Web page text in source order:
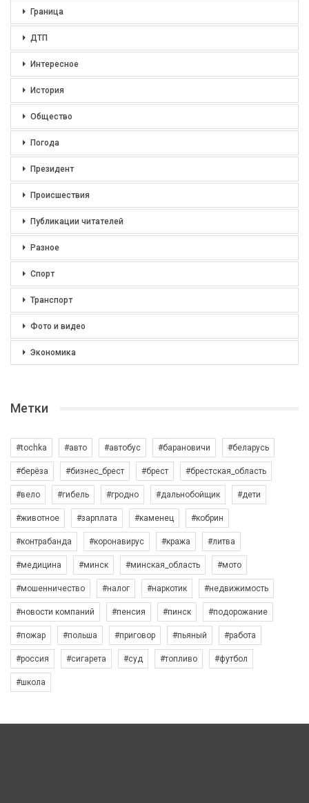
Граница
ДТП
Интересное
История
Общество
Погода
Президент
Происшествия
Публикации читателей
Разное
Спорт
Транспорт
Фото и видео
Экономика
Метки
#tochka #авто #автобус #барановичи #беларусь
#берёза #бизнес_брест #брест #брестская_область
#вело #гибель #гродно #дальнобойщик #дети
#животное #зарплата #каменец #кобрин
#контрабанда #коронавирус #кража #литва
#медицина #минск #минская_область #мото
#мошенничество #налог #наркотик #недвижимость
#новости компаний #пенсия #пинск #подорожание
#пожар #польша #приговор #пьяный #работа
#россия #сигарета #суд #топливо #футбол
#школа